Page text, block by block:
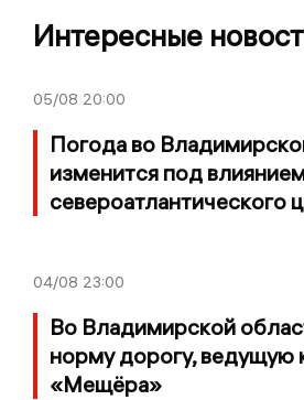
Интересные
05/08 20:00
Погода во
изменится под
североатлантического
04/08 23:00
Во Владимирской
норму дорогу, ведущую
«Мещёра»